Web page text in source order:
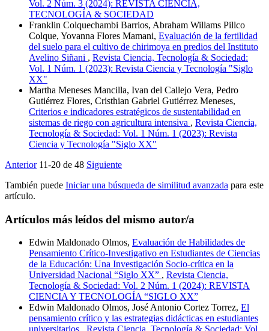
Vol. 2 Núm. 3 (2024): REVISTA CIENCIA,
TECNOLOGÍA & SOCIEDAD
Franklin Colquechambi Barrios, Abraham Willams Pillco
Colque, Yovanna Flores Mamani, Evaluación de la fertilidad
del suelo para el cultivo de chirimoya en predios del Instituto
Avelino Siñani , Revista Ciencia, Tecnología & Sociedad:
Vol. 1 Núm. 1 (2023): Revista Ciencia y Tecnología "Siglo
XX"
Martha Meneses Mancilla, Ivan del Callejo Vera, Pedro
Gutiérrez Flores, Cristhian Gabriel Gutiérrez Meneses,
Criterios e indicadores estratégicos de sustentabilidad en
sistemas de riego con agricultura intensiva , Revista Ciencia,
Tecnología & Sociedad: Vol. 1 Núm. 1 (2023): Revista
Ciencia y Tecnología "Siglo XX"
Anterior 11-20 de 48 Siguiente
También puede Iniciar una búsqueda de similitud avanzada para este
artículo.
Artículos más leídos del mismo autor/a
Edwin Maldonado Olmos, Evaluación de Habilidades de
Pensamiento Crítico-Investigativo en Estudiantes de Ciencias
de la Educación: Una Investigación Socio-crítica en la
Universidad Nacional “Siglo XX” , Revista Ciencia,
Tecnología & Sociedad: Vol. 2 Núm. 1 (2024): REVISTA
CIENCIA Y TECNOLOGÍA “SIGLO XX”
Edwin Maldonado Olmos, José Antonio Cortez Torrez, El
pensamiento crítico y las estrategias didácticas en estudiantes